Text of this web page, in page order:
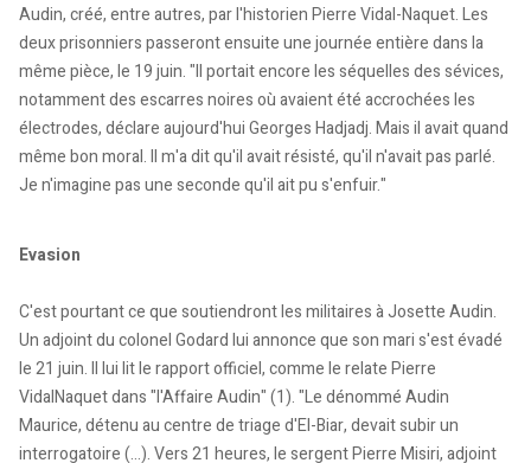
Audin, créé, entre autres, par l'historien Pierre Vidal-Naquet. Les
deux prisonniers passeront ensuite une journée entière dans la
même pièce, le 19 juin. "Il portait encore les séquelles des sévices,
notamment des escarres noires où avaient été accrochées les
électrodes, déclare aujourd'hui Georges Hadjadj. Mais il avait quand
même bon moral. Il m'a dit qu'il avait résisté, qu'il n'avait pas parlé.
Je n'imagine pas une seconde qu'il ait pu s'enfuir."
Evasion
C'est pourtant ce que soutiendront les militaires à Josette Audin.
Un adjoint du colonel Godard lui annonce que son mari s'est évadé
le 21 juin. Il lui lit le rapport officiel, comme le relate Pierre
VidalNaquet dans "l'Affaire Audin" (1). "Le dénommé Audin
Maurice, détenu au centre de triage d'El-Biar, devait subir un
interrogatoire (...). Vers 21 heures, le sergent Pierre Misiri, adjoint